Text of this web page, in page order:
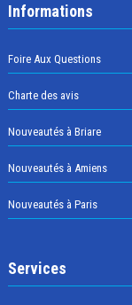
Informations
Foire Aux Questions
Charte des avis
Nouveautés à Briare
Nouveautés à Amiens
Nouveautés à Paris
Services